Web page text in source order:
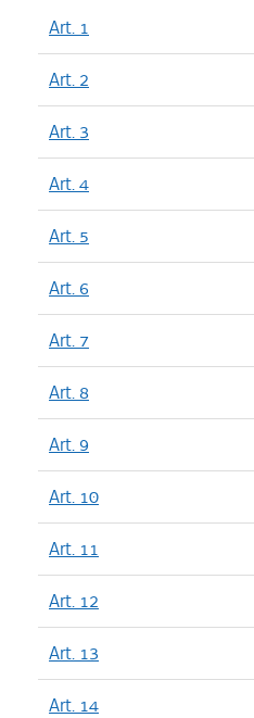
Art. 1
Art. 2
Art. 3
Art. 4
Art. 5
Art. 6
Art. 7
Art. 8
Art. 9
Art. 10
Art. 11
Art. 12
Art. 13
Art. 14